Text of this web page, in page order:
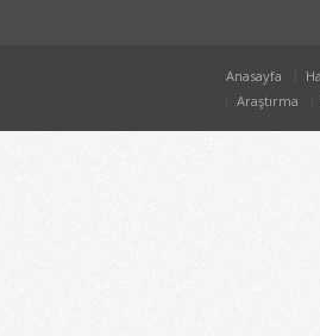
Anasayfa
Araştırma